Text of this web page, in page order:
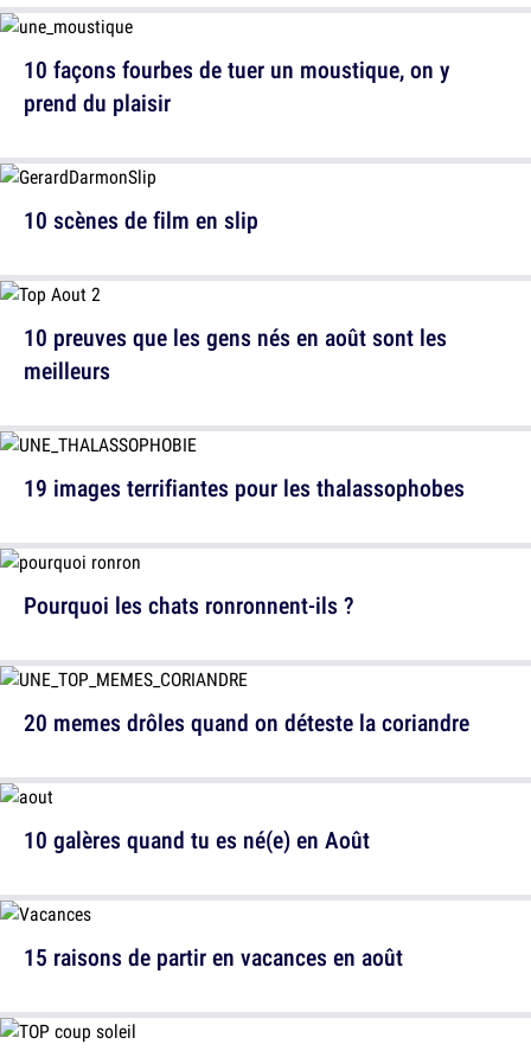
10 scènes de film en slip
19 images terrifiantes pour les thalassophobes
20 memes drôles quand on déteste la coriandre
15 raisons de partir en vacances en août
10 façons fourbes de tuer un moustique, on y
prend du plaisir
10 preuves que les gens nés en août sont les
meilleurs
Pourquoi les chats ronronnent-ils ?
10 galères quand tu es né(e) en Août